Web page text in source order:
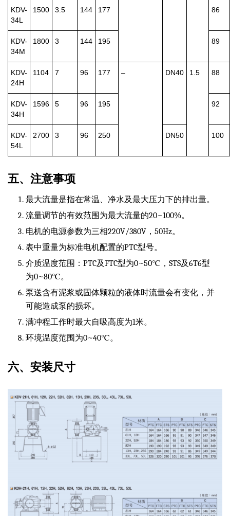
KDV-
34L
1500 3.5 144 177 86
KDV-
34M
1800 3 144 195 89
KDV-
24H
1104 7 96 177 – DN40 1.5 88
KDV-
34H
1596 5 96 195 92
KDV-
54L
2700 3 96 250 DN50 100
五、注意事项
最大流量是指在常温、净水及最大压力下的排出量。
流量调节的有效范围为最大流量的20~100%。
电机的电源参数为三相220V/380V，50Hz。
表中重量为标准电机配置的PTC型号。
介质温度范围：PTC及FTC型为0~50℃，STS及6T6型
为0~80℃。
泵送含有泥浆或固体颗粒的液体时流量会有变化，并
可能造成泵的损坏。
满冲程工作时最大自吸高度为1米。
环境温度范围为0~40℃。
六、安装尺寸